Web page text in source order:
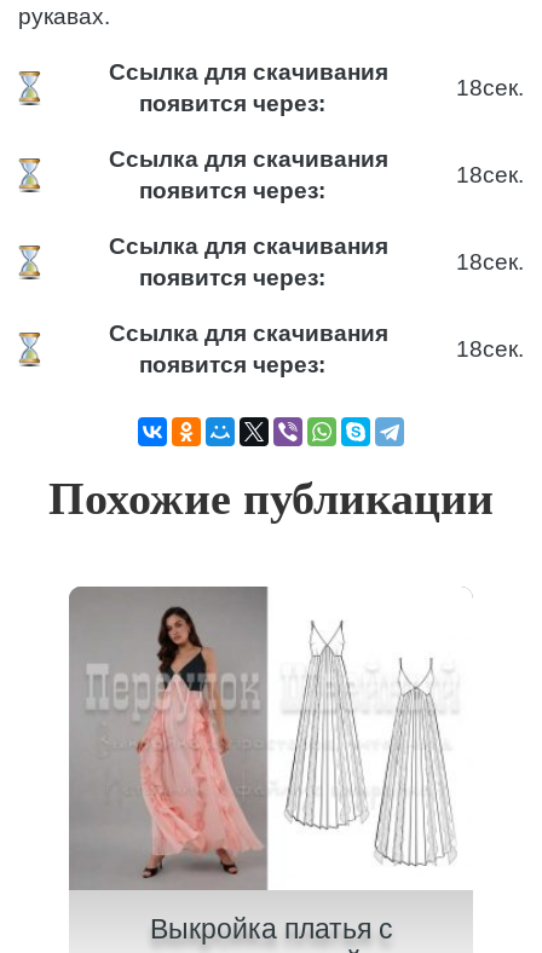
рукавах.
Ссылка для скачивания
появится через:
18сек.
Ссылка для скачивания
появится через:
18сек.
Ссылка для скачивания
появится через:
18сек.
Ссылка для скачивания
появится через:
18сек.
Похожие публикации
Выкройка платья с